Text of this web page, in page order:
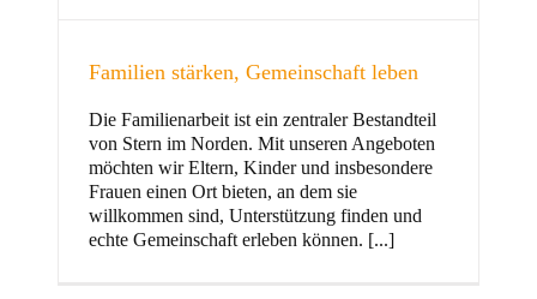
Familien stärken, Gemeinschaft leben
Die Familienarbeit ist ein zentraler Bestandteil
von Stern im Norden. Mit unseren Angeboten
möchten wir Eltern, Kinder und insbesondere
Frauen einen Ort bieten, an dem sie
willkommen sind, Unterstützung finden und
echte Gemeinschaft erleben können. [...]